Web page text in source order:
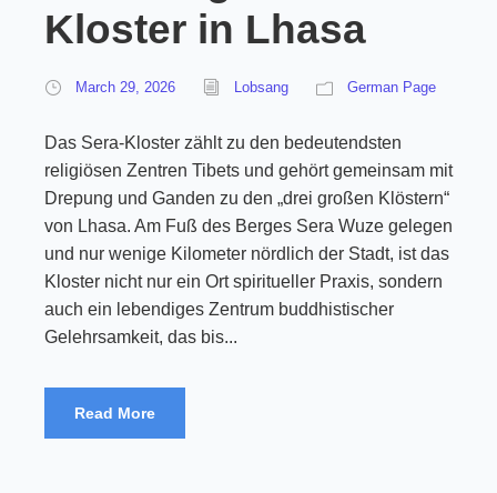
Kloster in Lhasa
March 29, 2026 Lobsang German Page
Das Sera-Kloster zählt zu den bedeutendsten
religiösen Zentren Tibets und gehört gemeinsam mit
Drepung und Ganden zu den „drei großen Klöstern“
von Lhasa. Am Fuß des Berges Sera Wuze gelegen
und nur wenige Kilometer nördlich der Stadt, ist das
Kloster nicht nur ein Ort spiritueller Praxis, sondern
auch ein lebendiges Zentrum buddhistischer
Gelehrsamkeit, das bis...
Read More